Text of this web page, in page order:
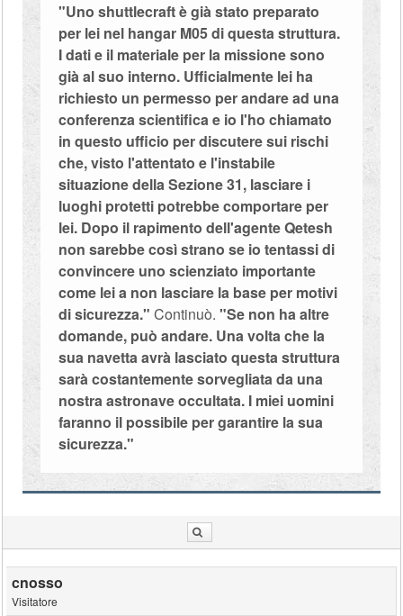
"Uno shuttlecraft è già stato preparato
per lei nel hangar M05 di questa struttura.
I dati e il materiale per la missione sono
già al suo interno. Ufficialmente lei ha
richiesto un permesso per andare ad una
conferenza scientifica e io l'ho chiamato
in questo ufficio per discutere sui rischi
che, visto l'attentato e l'instabile
situazione della Sezione 31, lasciare i
luoghi protetti potrebbe comportare per
lei. Dopo il rapimento dell'agente Qetesh
non sarebbe così strano se io tentassi di
convincere uno scienziato importante
come lei a non lasciare la base per motivi
di sicurezza." Continuò."Se non ha altre
domande, può andare. Una volta che la
sua navetta avrà lasciato questa struttura
sarà costantemente sorvegliata da una
nostra astronave occultata. I miei uomini
faranno il possibile per garantire la sua
sicurezza."
cnosso
Visitatore